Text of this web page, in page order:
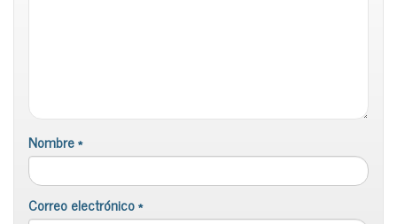
Nombre*
Correo electrónico*